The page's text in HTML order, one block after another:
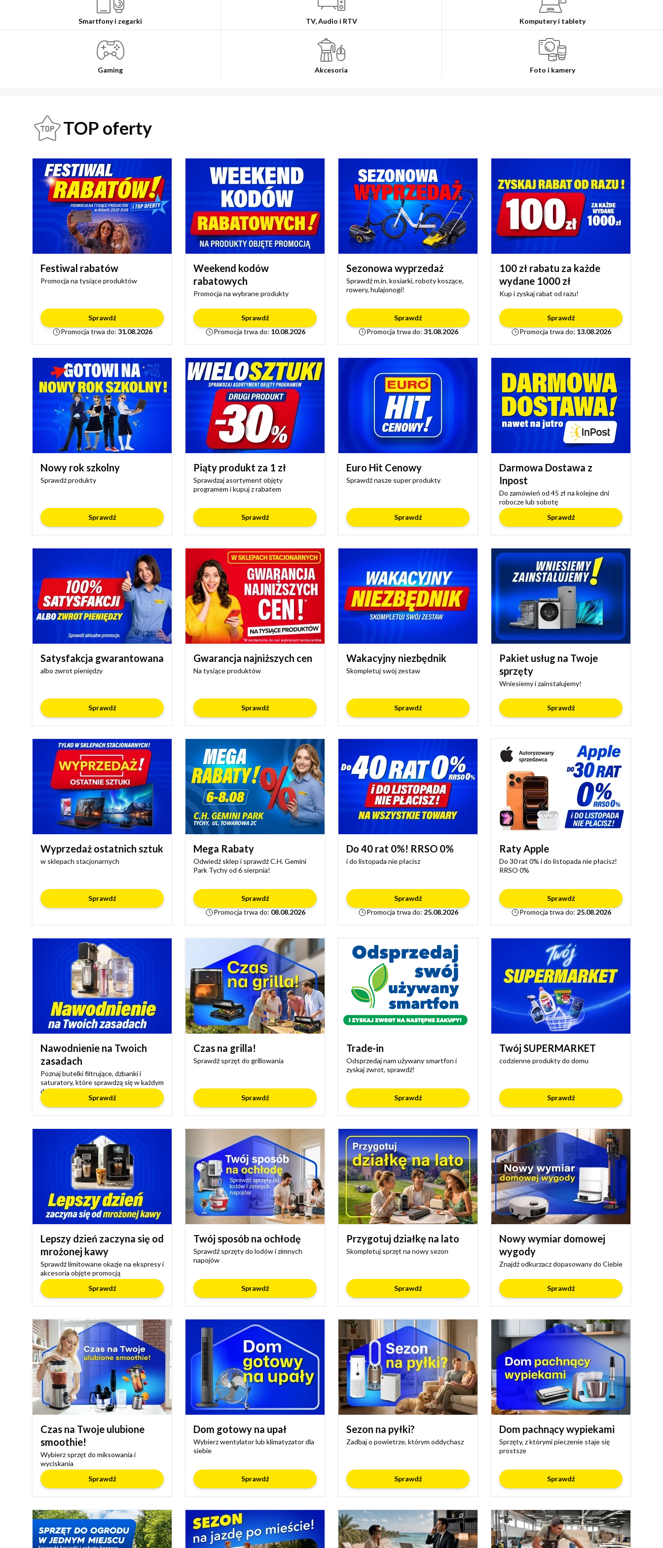
Smartfony i zegarki TV, Audio i RTV Komputery i tablety
Gaming Akcesoria Foto i kamery
TOP oferty
Festiwal rabatów
Promocja na tysiące produktów
Sprawdź
Promocja trwa do: 31.08.2026
Weekend kodów
rabatowych
Promocja na wybrane produkty
Sprawdź
Promocja trwa do: 10.08.2026
Sezonowa wyprzedaż
Sprawdź m.in. kosiarki, roboty koszące,
rowery, hulajonogi!
Sprawdź
Promocja trwa do: 31.08.2026
100 zł rabatu za każde
wydane 1000 zł
Kup i zyskaj rabat od razu!
Sprawdź
Promocja trwa do: 13.08.2026
Nowy rok szkolny
Sprawdź produkty
Sprawdź
Piąty produkt za 1 zł
Sprawdzaj asortyment objęty
programem i kupuj z rabatem
Sprawdź
Euro Hit Cenowy
Sprawdź nasze super produkty
Sprawdź
Darmowa Dostawa z
Inpost
Do zamówień od 45 zł na kolejne dni
robocze lub sobotę
Sprawdź
Satysfakcja gwarantowana
albo zwrot pieniędzy
Sprawdź
Gwarancja najniższych cen
Na tysiące produktów
Sprawdź
Wakacyjny niezbędnik
Skompletuj swój zestaw
Sprawdź
Pakiet usług na Twoje
sprzęty
Wniesiemy i zainstalujemy!
Sprawdź
Wyprzedaż ostatnich sztuk
w sklepach stacjonarnych
Sprawdź
Mega Rabaty
Odwiedź sklep i sprawdź C.H. Gemini
Park Tychy od 6 sierpnia!
Sprawdź
Promocja trwa do: 08.08.2026
Do 40 rat 0%! RRSO 0%
i do listopada nie płacisz
Sprawdź
Promocja trwa do: 25.08.2026
Raty Apple
Do 30 rat 0% i do listopada nie płacisz!
RRSO 0%
Sprawdź
Promocja trwa do: 25.08.2026
Nawodnienie na Twoich
zasadach
Poznaj butelki filtrujące, dzbanki i
saturatory, które sprawdzą się w każdym
domu
Sprawdź
Czas na grilla!
Sprawdź sprzęt do grillowania
Sprawdź
Trade-in
Odsprzedaj nam używany smartfon i
zyskaj zwrot, sprawdź!
Sprawdź
Twój SUPERMARKET
codzienne produkty do domu
Sprawdź
Lepszy dzień zaczyna się od
mrożonej kawy
Sprawdź limitowane okazje na ekspresy i
akcesoria objęte promocją
Sprawdź
Twój sposób na ochłodę
Sprawdź sprzęty do lodów i zimnych
napojów
Sprawdź
Przygotuj działkę na lato
Skompletuj sprzęt na nowy sezon
Sprawdź
Nowy wymiar domowej
wygody
Znajdź odkurzacz dopasowany do Ciebie
Sprawdź
Czas na Twoje ulubione
smoothie!
Wybierz sprzęt do miksowania i
wyciskania
Sprawdź
Dom gotowy na upał
Wybierz wentylator lub klimatyzator dla
siebie
Sprawdź
Sezon na pyłki?
Zadbaj o powietrze, którym oddychasz
Sprawdź
Dom pachnący wypiekami
Sprzęty, z którymi pieczenie staje się
prostsze
Sprawdź